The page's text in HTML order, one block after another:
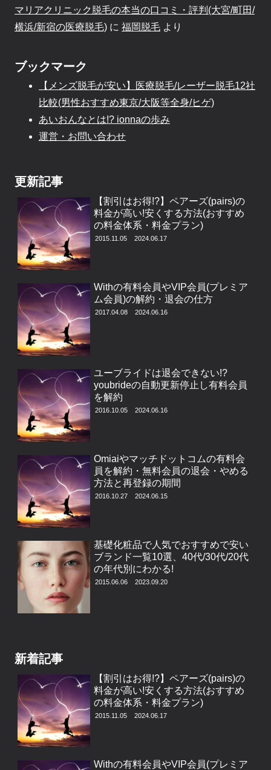
マリアクリニック脱毛の本当の口コミ・評判(大宮/町田/
横浜/新宿の医療脱毛) に 福岡脱毛 より
ブックマーク
【メンズ脱毛が安い】医療脱毛/レーザー脱毛12社
比較(男性おすすめ東京/大阪等全身/ヒゲ)
あいおんなとは!? ionnaの歩み
運営・お問い合わせ
更新記事
【割引はお得!?】ペアーズ(pairs)の
料金が高い!安くする方法(おすすめ
の料金体系・料金プラン)
2015.11.05 2024.06.17
Withの有料会員やVIP会員(プレミア
ム会員)の解約・退会の仕方
2017.04.08 2024.06.16
ユーブライドは退会できない!?
youbrideの自動更新停止し有料会員
を解約
2016.10.05 2024.06.16
Omiaiやマッチドットコムの有料会
員を解約・無料会員の退会・やめる
方法と再登録の期間
2016.10.27 2024.06.15
基礎化粧品で人気でおすすめで安い
ブランド一覧10選、40代/30代/20代
の年代別にわかる!
2015.06.06 2023.09.20
新着記事
【割引はお得!?】ペアーズ(pairs)の
料金が高い!安くする方法(おすすめ
の料金体系・料金プラン)
2015.11.05 2024.06.17
Withの有料会員やVIP会員(プレミア